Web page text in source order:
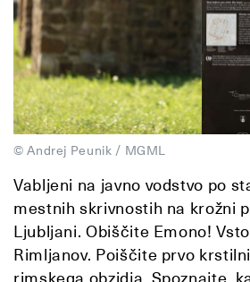
© Andrej Peunik / MGML
Vabljeni na javno vodstvo po
mestnih skrivnostih na krožni
Ljubljani. Obiščite Emono!
Rimljanov. Poiščite prvo
rimskega obzidja. Spoznajte,